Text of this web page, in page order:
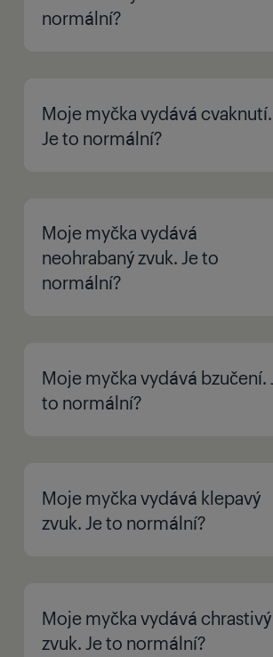
normální?
Moje myčka vydává cvaknutí.
Je to normální?
Moje myčka vydává
neohrabaný zvuk. Je to
normální?
Moje myčka vydává bzučení.
to normální?
Moje myčka vydává klepavý
zvuk. Je to normální?
Moje myčka vydává chrastivý
zvuk. Je to normální?